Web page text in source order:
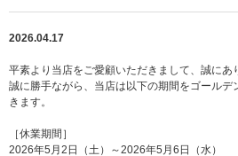
2026.04.17
平素より当店をご愛顧いただきまして、誠にあ
誠に勝手ながら、当店は以下の期間をゴールデ
きます。
［休業期間］
2026年5月2日（土）～2026年5月6日（水）